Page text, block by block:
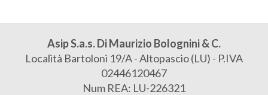
Asip S.a.s. Di Maurizio Bolognini & C.
Località Bartoloni 19/A - Altopascio (LU) - P.IVA
02446120467
Num REA: LU-226321